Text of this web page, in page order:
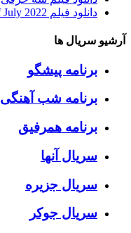
دانلود فیلم Fourth of July 2022 چهارم جولای
آرشیو سریال ها
برنامه پیشگو
برنامه شب آهنگی
برنامه همرفیق
سریال آنها
سریال جزیره
سریال جوکر